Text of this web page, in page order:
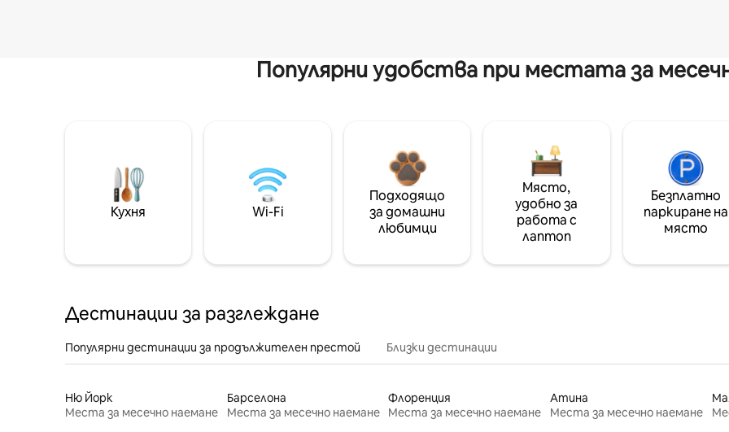
Популярни удобства при местата за
Кухня Wi-Fi
Подходящо
за домашни
любимци
Място,
удобно за
работа с
лаптоп
Безплатно
паркиране на
място
Дестинации за разглеждане
Популярни дестинации за продължителен престой Близки дестинации
Ню Йорк
Места за месечно наемане
Барселона
Места за месечно наемане
Флоренция
Места за месечно наемане
Атина
Места за месечно наемане